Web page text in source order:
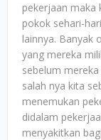
pekerjaan maka
pokok sehari-
lainnya. Banyak
yang mereka
sebelum
salah nya kita
menemukan
didalam
menyakitkan